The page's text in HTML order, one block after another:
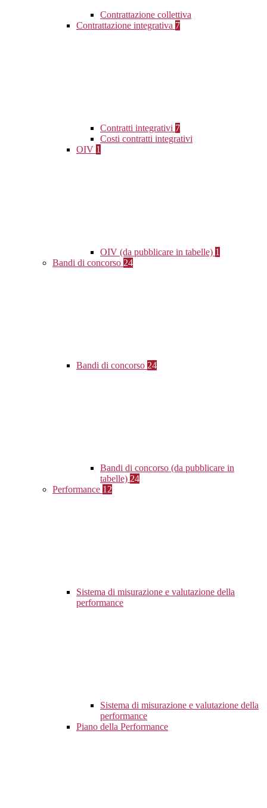
Contrattazione collettiva
Contrattazione integrativa 7
Contratti integrativi 7
Costi contratti integrativi
OIV 1
OIV (da pubblicare in tabelle) 1
Bandi di concorso 24
Bandi di concorso 24
Bandi di concorso (da pubblicare in
tabelle) 24
Performance 12
Sistema di misurazione e valutazione della
performance
Sistema di misurazione e valutazione della
performance
Piano della Performance